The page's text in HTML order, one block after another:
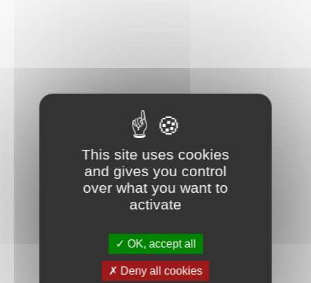
This site uses cookies
and gives you control
over what you want to
activate
OK, accept all
Deny all cookies